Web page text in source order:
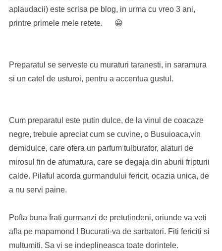
aplaudacii) este scrisa pe blog, in urma cu vreo 3 ani,
printre primele mele retete. 😀
Preparatul se serveste cu muraturi taranesti, in saramura
si un catel de usturoi, pentru a accentua gustul.
Cum preparatul este putin dulce, de la vinul de coacaze
negre, trebuie apreciat cum se cuvine, o Busuioaca,vin
demidulce, care ofera un parfum tulburator, alaturi de
mirosul fin de afumatura, care se degaja din aburii fripturii
calde. Pilaful acorda gurmandului fericit, ocazia unica, de
a nu servi paine.
Pofta buna frati gurmanzi de pretutindeni, oriunde va veti
afla pe mapamond ! Bucurati-va de sarbatori. Fiti fericiti si
multumiti. Sa vi se indeplineasca toate dorintele.